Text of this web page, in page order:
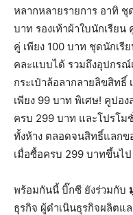
หลากหลายรายการ อาทิ ชุ
บาท รองเท้าผ้าใบนักเรียน
คู่ เพียง 100 บาท ชุดนักเ
คละแบบได้ รวมถึงอุปกรณ์
กระเป๋าล้อลากลายลิขสิทธิ์
เพียง 99 บาท พิเศษ! คูปอ
ครบ 299 บาท และโปรโม
ทั้งห้าง ตลอดจนสิทธิ์แลกข
เมื่อซื้อครบ 299 บาทขึ้นไป
พร้อมกันนี้ บิ๊กซี ยังร่วมกับ
ธุรกิจ ผู้ดำเนินธุรกิจผลิตแ